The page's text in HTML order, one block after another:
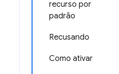
recurso por
padrão
Recusando
Como ativar